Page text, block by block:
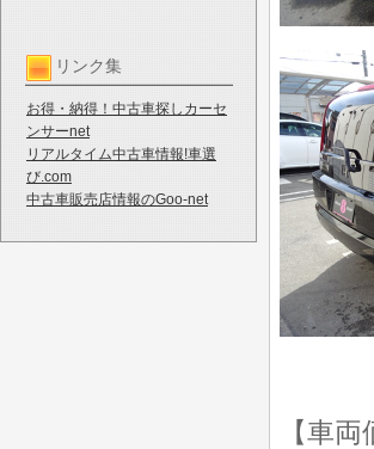
リンク集
お得・納得！中古車探しカーセ
ンサーnet
リアルタイム中古車情報!車選
び.com
中古車販売店情報のGoo-net
【車両